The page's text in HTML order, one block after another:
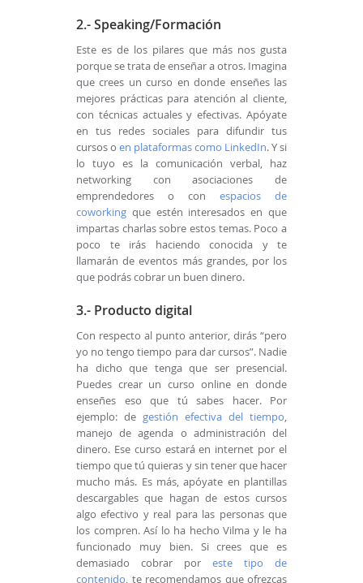
2.- Speaking/Formación
Este es de los pilares que más nos gusta
porque se trata de enseñar a otros. Imagina
que crees un curso en donde enseñes las
mejores prácticas para atención al cliente,
con técnicas actuales y efectivas. Apóyate
en tus redes sociales para difundir tus
cursos o en plataformas como LinkedIn. Y si
lo tuyo es la comunicación verbal, haz
networking con asociaciones de
emprendedores o con espacios de
coworking que estén interesados en que
impartas charlas sobre estos temas. Poco a
poco te irás haciendo conocida y te
llamarán de eventos más grandes, por los
que podrás cobrar un buen dinero.
3.- Producto digital
Con respecto al punto anterior, dirás “pero
yo no tengo tiempo para dar cursos”. Nadie
ha dicho que tenga que ser presencial.
Puedes crear un curso online en donde
enseñes eso que tú sabes hacer. Por
ejemplo: de gestión efectiva del tiempo,
manejo de agenda o administración del
dinero. Ese curso estará en internet por el
tiempo que tú quieras y sin tener que hacer
mucho más. Es más, apóyate en plantillas
descargables que hagan de estos cursos
algo efectivo y real para las personas que
los compren. Así lo ha hecho Vilma y le ha
funcionado muy bien. Si crees que es
demasiado cobrar por este tipo de
contenido, te recomendamos que ofrezcas